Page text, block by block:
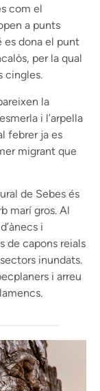
com el
a punts
es dona el punt
per la qual
cingles.
la
i l’arpella
febrer ja es
migrant que
de Sebes és
marí gros. Al
i
de capons reials
inundats.
i arreu